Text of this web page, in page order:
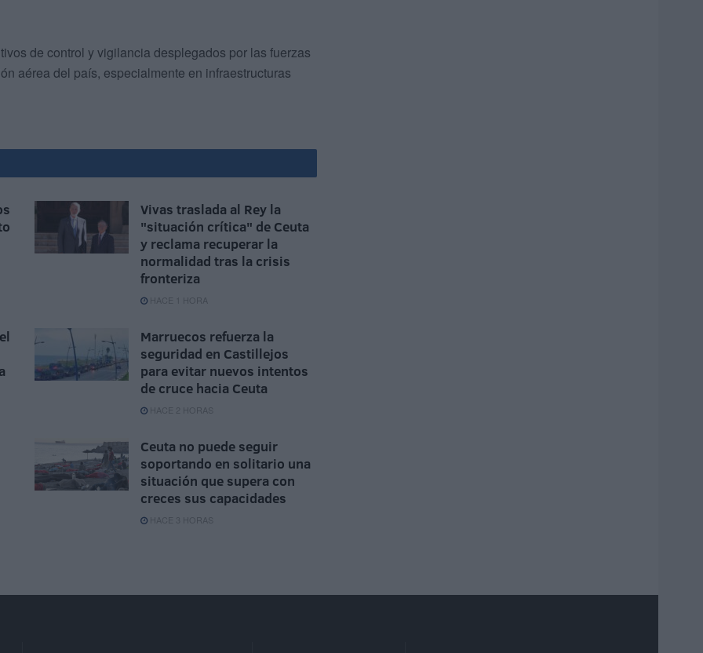
de control y vigilancia desplegados por las fuerzas
aérea del país, especialmente en infraestructuras
Vivas traslada al Rey la
"situación crítica" de Ceuta
y reclama recuperar la
normalidad tras la crisis
fronteriza
HACE 1 HORA
Marruecos refuerza la
seguridad en Castillejos
para evitar nuevos intentos
de cruce hacia Ceuta
HACE 2 HORAS
Ceuta no puede seguir
soportando en solitario una
situación que supera con
creces sus capacidades
HACE 3 HORAS